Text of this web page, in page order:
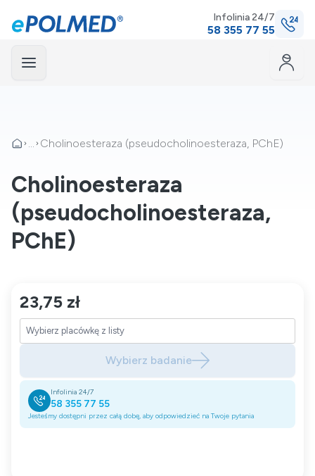
Infolinia 24/7
58 355 77 55
... Cholinoesteraza (pseudocholinoesteraza, PChE)
Cholinoesteraza
(pseudocholinoesteraza,
PChE)
23,75 zł
Wybierz badanie
Infolinia 24/7
58 355 77 55
Jesteśmy dostępni przez całą dobę, aby odpowiedzieć na Twoje pytania